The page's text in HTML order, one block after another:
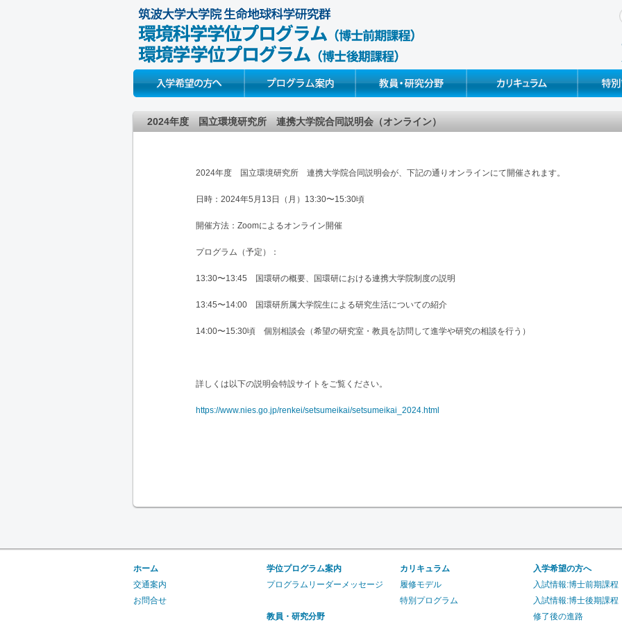
Prospective Students
2024年度 国立環境研究所 連携大学院合同説明会（オンライン）
2024年度 国立環境研究所 連携大学院合同説明会が、下記の通りオンラインにて開催されます。
日時：2024年5月13日（月）13:30〜15:30頃
開催方法：Zoomによるオンライン開催
プログラム（予定）：
13:30〜13:45 国環研の概要、国環研における連携大学院制度の説明
13:45〜14:00 国環研所属大学院生による研究生活についての紹介
14:00〜15:30頃 個別相談会（希望の研究室・教員を訪問して進学や研究の相談を行う）
詳しくは以下の説明会特設サイトをご覧ください。
https://www.nies.go.jp/renkei/setsumeikai/setsumeikai_2024.html
ホーム
交通案内
お問合せ
学位プログラム案内
プログラムリーダーメッセージ
教員・研究分野
カリキュラム
履修モデル
特別プログラム
入学希望の方へ
入試情報:博士前期課程
入試情報:博士後期課程
修了後の進路